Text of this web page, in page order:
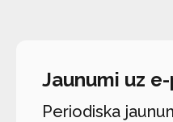
Jaunumi uz
Periodiska